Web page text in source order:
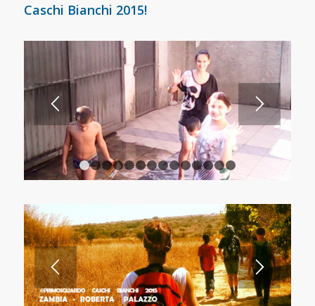
Caschi Bianchi 2015!
1 2 3 4 5 6 7 8 9